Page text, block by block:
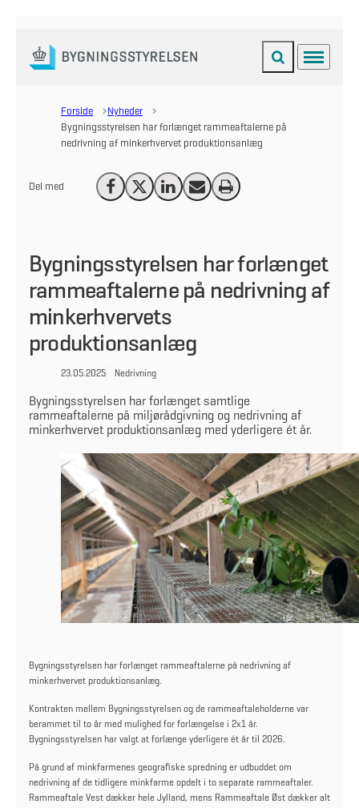
Gå til forsiden Fold søgefelt ud
Menu
Forside
Nyheder
Bygningsstyrelsen har forlænget rammeaftalerne på
nedrivning af minkerhvervet produktionsanlæg
Del med Del på Facebook
Del på X (Twitter)
Del på LinkedIn
Send email
Print
Bygningsstyrelsen har forlænget
rammeaftalerne på nedrivning af
minkerhvervets
produktionsanlæg
23.05.2025 Nedrivning
Bygningsstyrelsen har forlænget samtlige
rammeaftalerne på miljørådgivning og nedrivning af
minkerhvervet produktionsanlæg med yderligere ét år.
Bygningsstyrelsen har forlænget rammeaftalerne på nedrivning af
minkerhvervet produktionsanlæg.
Kontrakten mellem Bygningsstyrelsen og de rammeaftaleholderne var
berammet til to år med mulighed for forlængelse i 2x1 år.
Bygningsstyrelsen har valgt at forlænge yderligere ét år til 2026.
På grund af minkfarmenes geografiske spredning er udbuddet om
nedrivning af de tidligere minkfarme opdelt i to separate rammeaftaler.
Rammeaftale Vest dækker hele Jylland, mens Rammeaftale Øst dækker alt